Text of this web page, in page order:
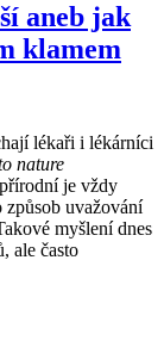
aneb jak
klamem
lékaři i lékárníci
nature
je vždy
způsob uvažování
myšlení dnes
ale často